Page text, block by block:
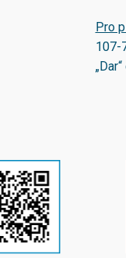
Pro
107-